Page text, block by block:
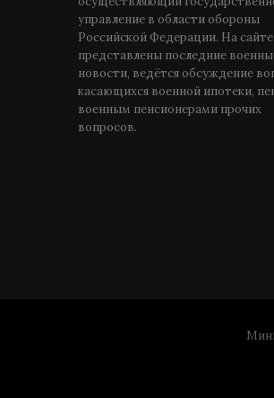
управление в области обороны
Российской Федерации. На сайте
представлены последние
новости, ведётся обсуждение
касающихся военной ипотеки,
военным пенсионерами прочих
вопросов.